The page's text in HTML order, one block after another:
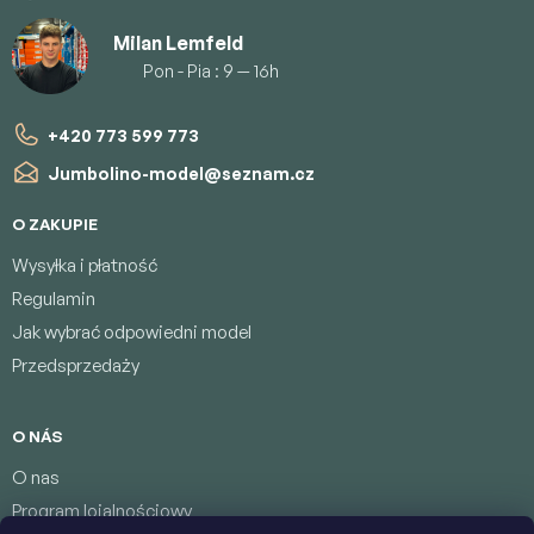
Milan Lemfeld
Pon - Pia : 9 — 16h
+420 773 599 773
Jumbolino-model@seznam.cz
O ZAKUPIE
Wysyłka i płatność
Regulamin
Jak wybrać odpowiedni model
Przedsprzedaży
O NÁS
O nas
Program lojalnościowy